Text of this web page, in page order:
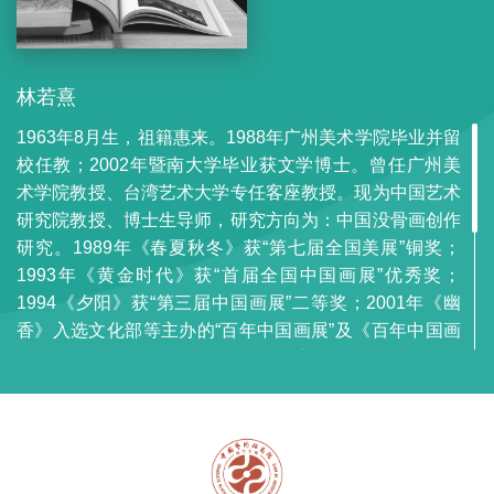
林若熹
1963年8月生，祖籍惠来。1988年广州美术学院毕业并留
校任教；2002年暨南大学毕业获文学博士。曾任广州美
术学院教授、台湾艺术大学专任客座教授。现为中国艺术
研究院教授、博士生导师，研究方向为：中国没骨画创作
研究。1989年《春夏秋冬》获“第七届全国美展”铜奖；
1993年《黄金时代》获“首届全国中国画展”优秀奖；
1994《夕阳》获“第三届中国画展”二等奖；2001年《幽
香》入选文化部等主办的“百年中国画展”及《百年中国画
NO.Ⅱ》等七件被中国美术馆收藏。出版论著有《解读传
统》、《中国画•线意志》、《行愿•林若熹艺术故事》、